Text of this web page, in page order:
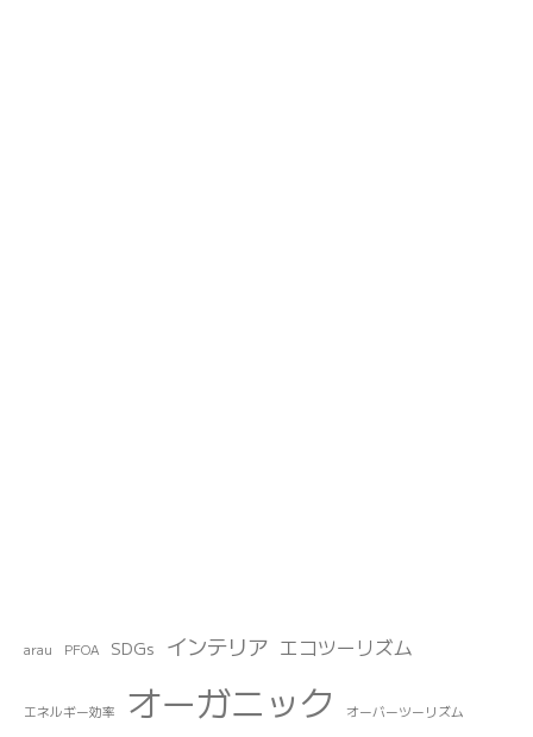
arau PFOA SDGs インテリア エコツーリズム
エネルギー効率 オーガニック オーバーツーリズム